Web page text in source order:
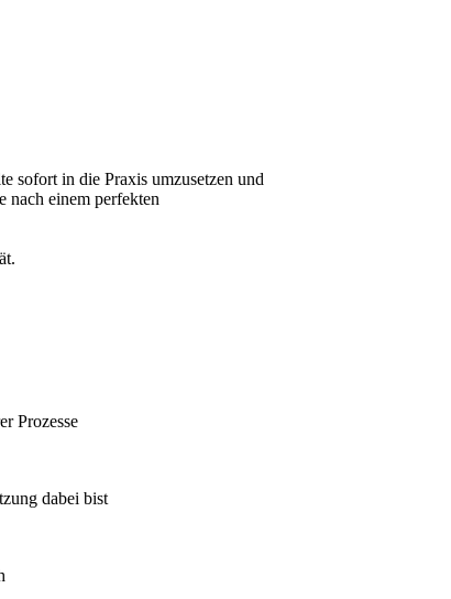
sofort in die Praxis umzusetzen und
nach einem perfekten
Prozesse
dabei bist